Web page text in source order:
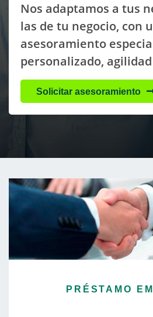
Nos adaptamos a tus
las de tu negocio, con
asesoramiento
personalizado,
Solicitar asesoramiento
PRÉSTAMO